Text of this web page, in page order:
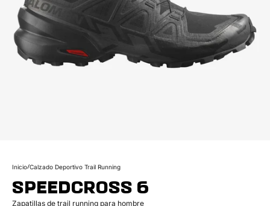
Inicio/Calzado Deportivo Trail Running
SPEEDCROSS 6
Zapatillas de trail running para hombre